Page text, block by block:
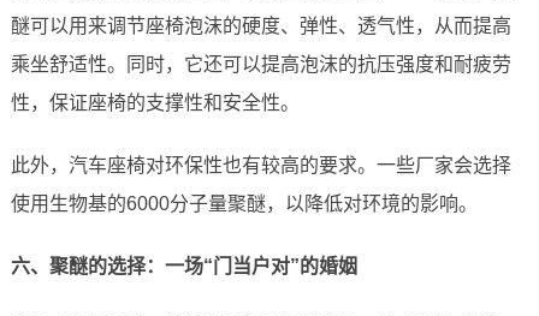
醚可以用来调节座椅泡沫的硬度、弹性、透气性，从而提高
乘坐舒适性。同时，它还可以提高泡沫的抗压强度和耐疲劳
性，保证座椅的支撑性和安全性。
此外，汽车座椅对环保性也有较高的要求。一些厂家会选择
使用生物基的6000分子量聚醚，以降低对环境的影响。
六、聚醚的选择：一场“门当户对”的婚姻